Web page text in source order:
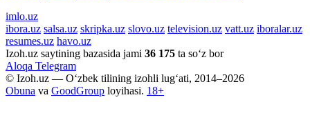
imlo.uz
ibora.uz salsa.uz skripka.uz slovo.uz television.uz vatt.uz iboralar.uz
resumes.uz havo.uz
Izoh.uz saytining bazasida jami 36 175 ta so‘z bor
Aloqa Telegram
© Izoh.uz — O‘zbek tilining izohli lug‘ati, 2014–2026
Obuna va GoodGroup loyihasi. 18+